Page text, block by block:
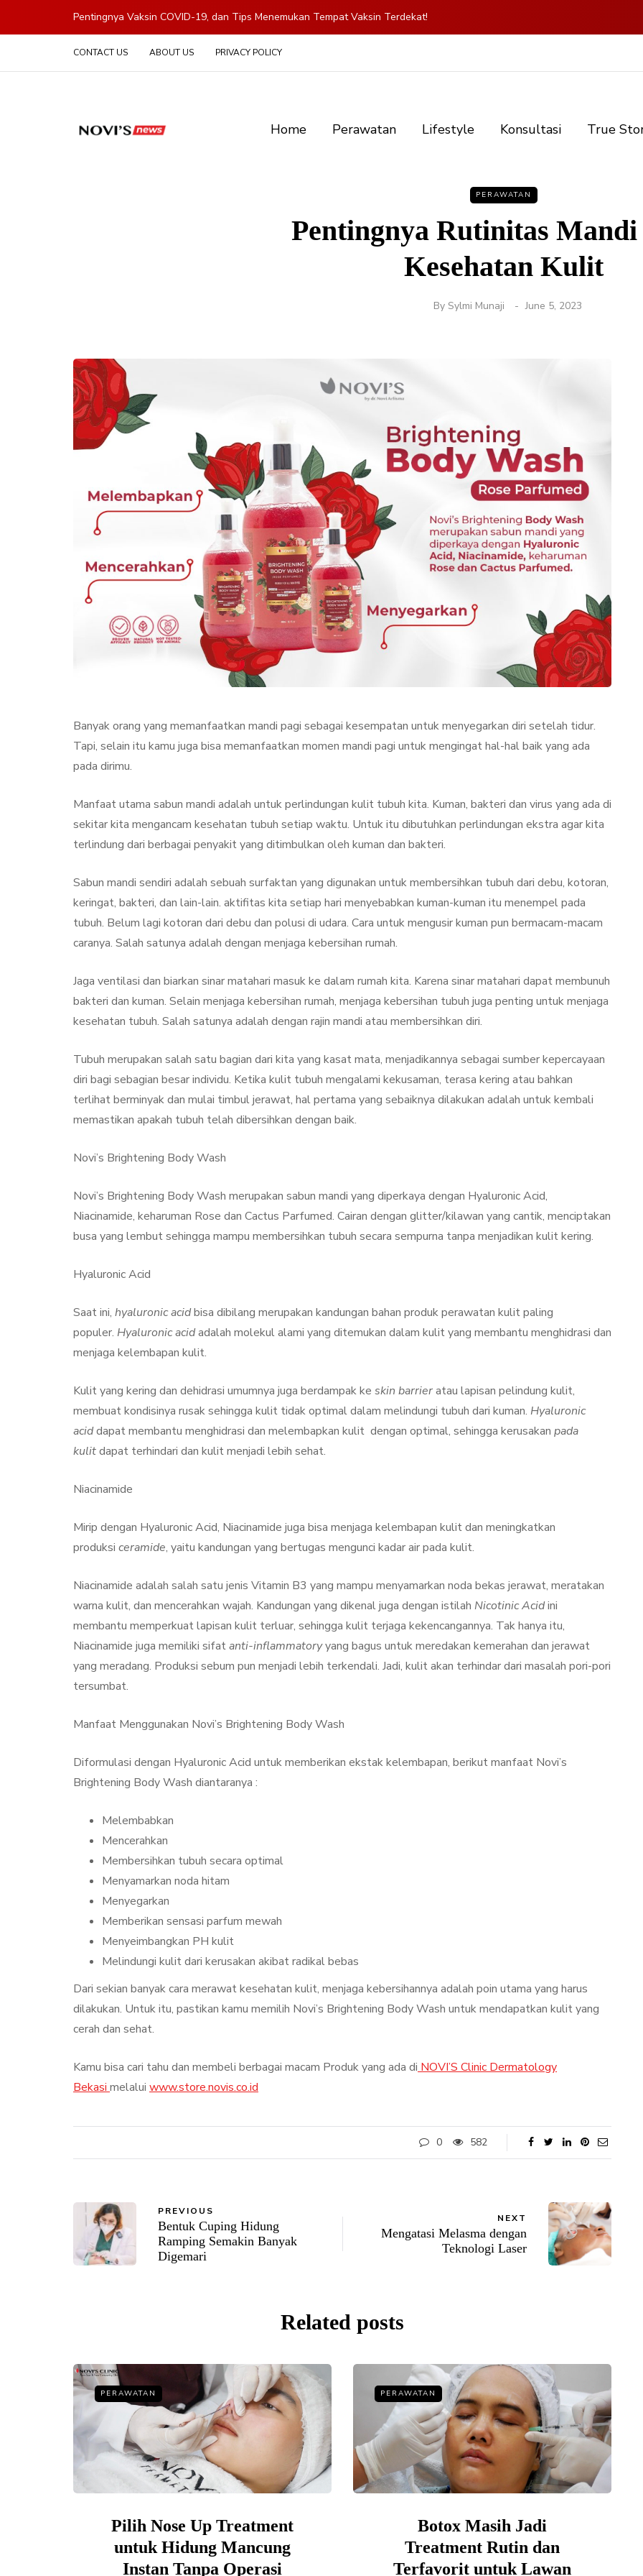
Pentingnya Vaksin COVID-19, dan Tips Menemukan Tempat Vaksin Terdekat!
CONTACT US ABOUT US PRIVACY POLICY
Home Perawatan Lifestyle Konsultasi True
PERAWATAN
Pentingnya Rutinitas
Kesehatan Kulit
By Sylmi Munaji June 5, 2023
Banyak orang yang memanfaatkan mandi pagi sebagai kesempatan untuk menyegarkan diri setelah tidur.
Tapi, selain itu kamu juga bisa memanfaatkan momen mandi pagi untuk mengingat hal-hal baik yang ada
pada dirimu.
Manfaat utama sabun mandi adalah untuk perlindungan kulit tubuh kita. Kuman, bakteri dan virus yang ada di
sekitar kita mengancam kesehatan tubuh setiap waktu. Untuk itu dibutuhkan perlindungan ekstra agar kita
terlindung dari berbagai penyakit yang ditimbulkan oleh kuman dan bakteri.
Sabun mandi sendiri adalah sebuah surfaktan yang digunakan untuk membersihkan tubuh dari debu, kotoran,
keringat, bakteri, dan lain-lain. aktifitas kita setiap hari menyebabkan kuman-kuman itu menempel pada
tubuh. Belum lagi kotoran dari debu dan polusi di udara. Cara untuk mengusir kuman pun bermacam-macam
caranya. Salah satunya adalah dengan menjaga kebersihan rumah.
Jaga ventilasi dan biarkan sinar matahari masuk ke dalam rumah kita. Karena sinar matahari dapat membunuh
bakteri dan kuman. Selain menjaga kebersihan rumah, menjaga kebersihan tubuh juga penting untuk menjaga
kesehatan tubuh. Salah satunya adalah dengan rajin mandi atau membersihkan diri.
Tubuh merupakan salah satu bagian dari kita yang kasat mata, menjadikannya sebagai sumber kepercayaan
diri bagi sebagian besar individu. Ketika kulit tubuh mengalami kekusaman, terasa kering atau bahkan
terlihat berminyak dan mulai timbul jerawat, hal pertama yang sebaiknya dilakukan adalah untuk kembali
memastikan apakah tubuh telah dibersihkan dengan baik.
Novi’s Brightening Body Wash
Novi’s Brightening Body Wash merupakan sabun mandi yang diperkaya dengan Hyaluronic Acid,
Niacinamide, keharuman Rose dan Cactus Parfumed. Cairan dengan glitter/kilawan yang cantik, menciptakan
busa yang lembut sehingga mampu membersihkan tubuh secara sempurna tanpa menjadikan kulit kering.
Hyaluronic Acid
Saat ini, hyaluronic acidbisa dibilang merupakan kandungan bahan produk perawatan kulit paling
populer. Hyaluronic acidadalah molekul alami yang ditemukan dalam kulit yang membantu menghidrasi dan
menjaga kelembapan kulit.
Kulit yang kering dan dehidrasi umumnya juga berdampak ke skin barrieratau lapisan pelindung kulit,
membuat kondisinya rusak sehingga kulit tidak optimal dalam melindungi tubuh dari kuman. Hyaluronic
aciddapat membantu menghidrasi dan melembapkan kulit dengan optimal, sehingga kerusakan pada
kulitdapat terhindari dan kulit menjadi lebih sehat.
Niacinamide
Mirip dengan Hyaluronic Acid, Niacinamide juga bisa menjaga kelembapan kulit dan meningkatkan
produksi ceramide, yaitu kandungan yang bertugas mengunci kadar air pada kulit.
Niacinamide adalah salah satu jenis Vitamin B3 yang mampu menyamarkan noda bekas jerawat, meratakan
warna kulit, dan mencerahkan wajah. Kandungan yang dikenal juga dengan istilah Nicotinic Acidini
membantu memperkuat lapisan kulit terluar, sehingga kulit terjaga kekencangannya. Tak hanya itu,
Niacinamide juga memiliki sifatanti-inflammatoryyang bagus untuk meredakan kemerahan dan jerawat
yang meradang. Produksi sebum pun menjadi lebih terkendali. Jadi, kulit akan terhindar dari masalah pori-pori
tersumbat.
Manfaat Menggunakan Novi’s Brightening Body Wash
Diformulasi dengan Hyaluronic Acid untuk memberikan ekstak kelembapan, berikut manfaat Novi’s
Brightening Body Wash diantaranya :
Melembabkan
Mencerahkan
Membersihkan tubuh secara optimal
Menyamarkan noda hitam
Menyegarkan
Memberikan sensasi parfum mewah
Menyeimbangkan PH kulit
Melindungi kulit dari kerusakan akibat radikal bebas
Dari sekian banyak cara merawat kesehatan kulit, menjaga kebersihannya adalah poin utama yang harus
dilakukan. Untuk itu, pastikan kamu memilih Novi’s Brightening Body Wash untuk mendapatkan kulit yang
cerah dan sehat.
Kamu bisa cari tahu dan membeli berbagai macam Produk yang ada di NOVI’S Clinic Dermatology
Bekasi melalui www.store.novis.co.id
0 582
PREVIOUS
Bentuk Cuping Hidung
Ramping Semakin Banyak
Digemari
NEXT
Mengatasi Melasma dengan
Teknologi Laser
Related posts
PERAWATAN
Pilih Nose Up Treatment
untuk Hidung Mancung
Instan Tanpa Operasi
PERAWATAN
Botox Masih Jadi
Treatment Rutin dan
Terfavorit untuk Lawan
KECANTIKAN PERAWATAN
Collagen Stimulator
Perawatan Segudang
Manfaat
LIFESTYLE
Treatment? Ini
Penjelasannya